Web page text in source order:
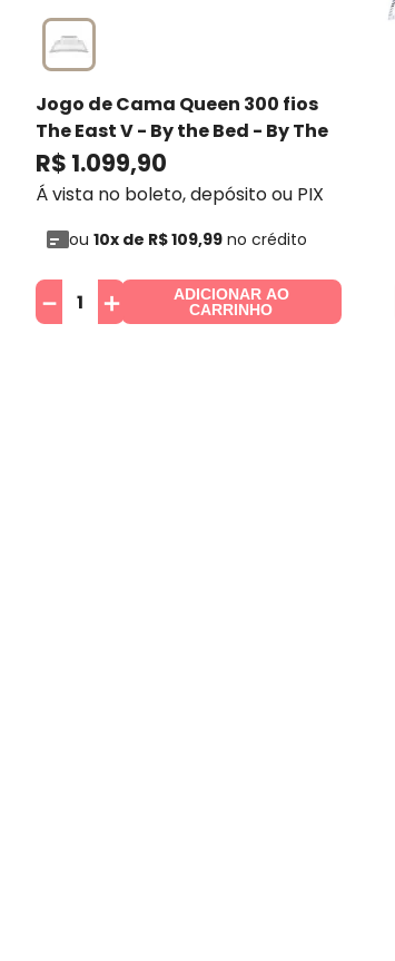
Jogo de Cama Queen 300 fios
The East V - By the Bed - By The
Bed
R$ 1.099,90
Á vista no boleto, depósito ou PIX
ou10x de R$109,99 no crédito
＋
－
ADICIONAR AO
CARRINHO